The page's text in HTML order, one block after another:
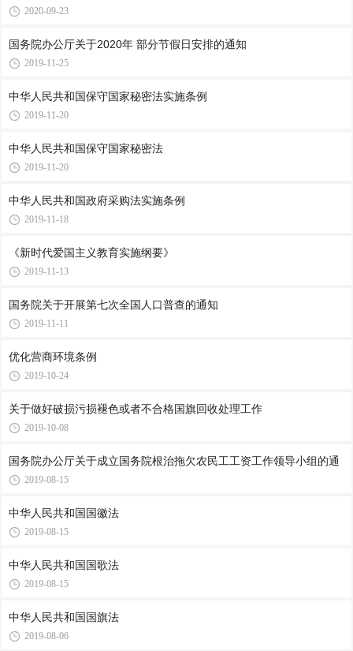
2020-09-23
国务院办公厅关于2020年 部分节假日安排的通知
2019-11-25
中华人民共和国保守国家秘密法实施条例
2019-11-20
中华人民共和国保守国家秘密法
2019-11-20
中华人民共和国政府采购法实施条例
2019-11-18
《新时代爱国主义教育实施纲要》
2019-11-13
国务院关于开展第七次全国人口普查的通知
2019-11-11
优化营商环境条例
2019-10-24
关于做好破损污损褪色或者不合格国旗回收处理工作
2019-10-08
国务院办公厅关于成立国务院根治拖欠农民工工资工作领导小组的通
2019-08-15
中华人民共和国国徽法
2019-08-15
中华人民共和国国歌法
2019-08-15
中华人民共和国国旗法
2019-08-06